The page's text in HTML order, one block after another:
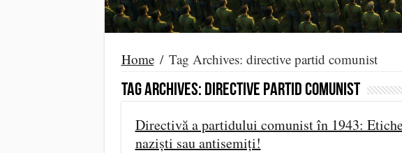
Home / Tag Archives: directive partid comunist
Tag Archives: directive partid comunist
Directivă a partidului comunist în 1943:
naziști sau antisemiți!